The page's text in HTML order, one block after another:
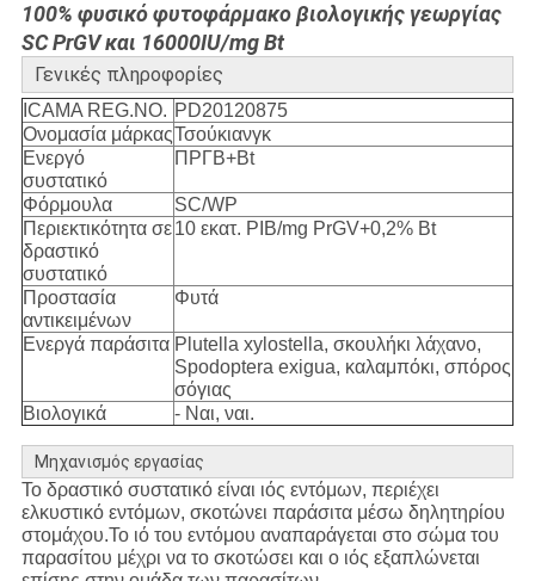
100% φυσικό φυτοφάρμακο βιολογικής γεωργίας
SC PrGV και 16000IU/mg Bt
Γενικές πληροφορίες
ICAMA REG.NO. PD20120875
Ονομασία μάρκαςΤσούκιανγκ
Ενεργό
συστατικό
ΠΡΓΒ+Βt
Φόρμουλα
SC/WP
Περιεκτικότητα σε
δραστικό
συστατικό
10 εκατ. PIB/mg PrGV+0,2% Bt
Προστασία
αντικειμένων
Φυτά
Ενεργά παράσιτα Plutella xylostella, σκουλήκι λάχανο,
Spodoptera exigua, καλαμπόκι, σπόρος
σόγιας
Βιολογικά
- Ναι, ναι.
Μηχανισμός εργασίας
Το δραστικό συστατικό είναι ιός εντόμων, περιέχει
ελκυστικό εντόμων, σκοτώνει παράσιτα μέσω δηλητηρίου
στομάχου.Το ιό του εντόμου αναπαράγεται στο σώμα του
παρασίτου μέχρι να το σκοτώσει και ο ιός εξαπλώνεται